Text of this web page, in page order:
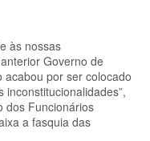
às nossas
Governo de
acabou por ser colocado
dos Funcionários
a fasquia das